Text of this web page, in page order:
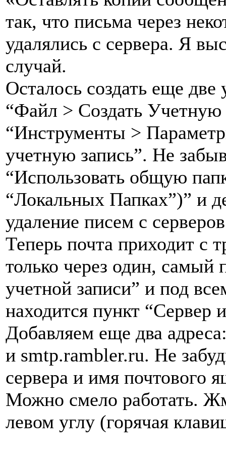
так, что письма через
удалялись с сервера. Я
случай.
Осталось создать еще
“Файл > Создать
“Инструменты >
учетную запись”. Не
“Использовать общую
“Локальных Папках”)” и
удаление писем с
Теперь почта приходит с
только через один,
учетной записи” и под
находится пункт
Добавляем еще два
и smtp.rambler.ru. Не
сервера и имя почтового
Можно смело работать.
левом углу (горячая